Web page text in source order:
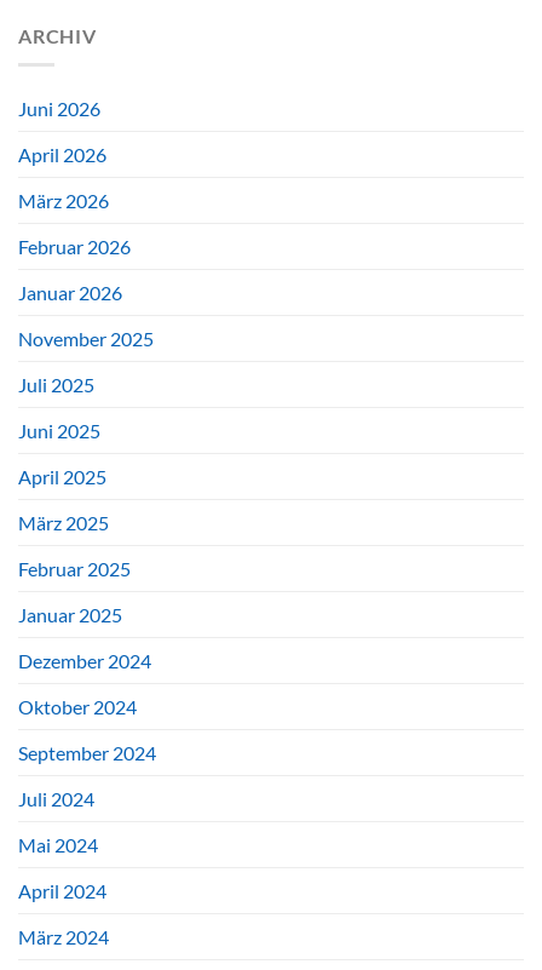
ARCHIV
Juni 2026
April 2026
März 2026
Februar 2026
Januar 2026
November 2025
Juli 2025
Juni 2025
April 2025
März 2025
Februar 2025
Januar 2025
Dezember 2024
Oktober 2024
September 2024
Juli 2024
Mai 2024
April 2024
März 2024